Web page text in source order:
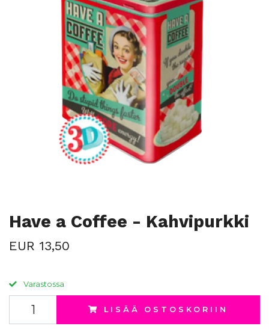
Have a Coffee - Kahvipurkki
EUR 13,50
Varastossa
LISÄÄ OSTOSKORIIN